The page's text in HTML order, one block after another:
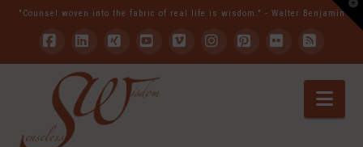
"Counsel woven into the fabric of real life is wisdom." - Walter Benjamin
FacebookLinkedIn
XING YouTubeVimeoInstagramPinterest
FlickrRSS